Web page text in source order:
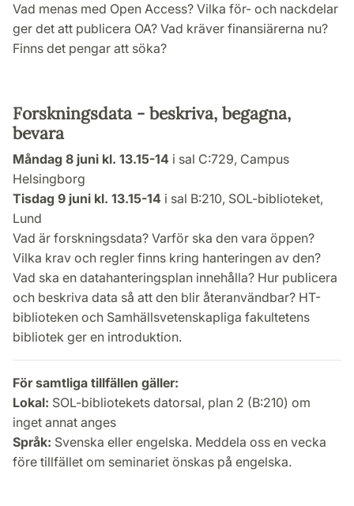
Vad menas med Open Access? Vilka för- och nackdelar
ger det att publicera OA? Vad kräver finansiärerna nu?
Finns det pengar att söka?
Forskningsdata - beskriva, begagna,
bevara
Måndag 8 juni kl. 13.15-14 i sal C:729, Campus
Helsingborg
Tisdag 9 juni kl. 13.15-14 i sal B:210, SOL-biblioteket,
Lund
Vad är forskningsdata? Varför ska den vara öppen?
Vilka krav och regler finns kring hanteringen av den?
Vad ska en datahanteringsplan innehålla? Hur publicera
och beskriva data så att den blir återanvändbar? HT-
biblioteken och Samhällsvetenskapliga fakultetens
bibliotek ger en introduktion.
För samtliga tillfällen gäller:
Lokal: SOL-bibliotekets datorsal, plan 2 (B:210) om
inget annat anges
Språk: Svenska eller engelska. Meddela oss en vecka
före tillfället om seminariet önskas på engelska.